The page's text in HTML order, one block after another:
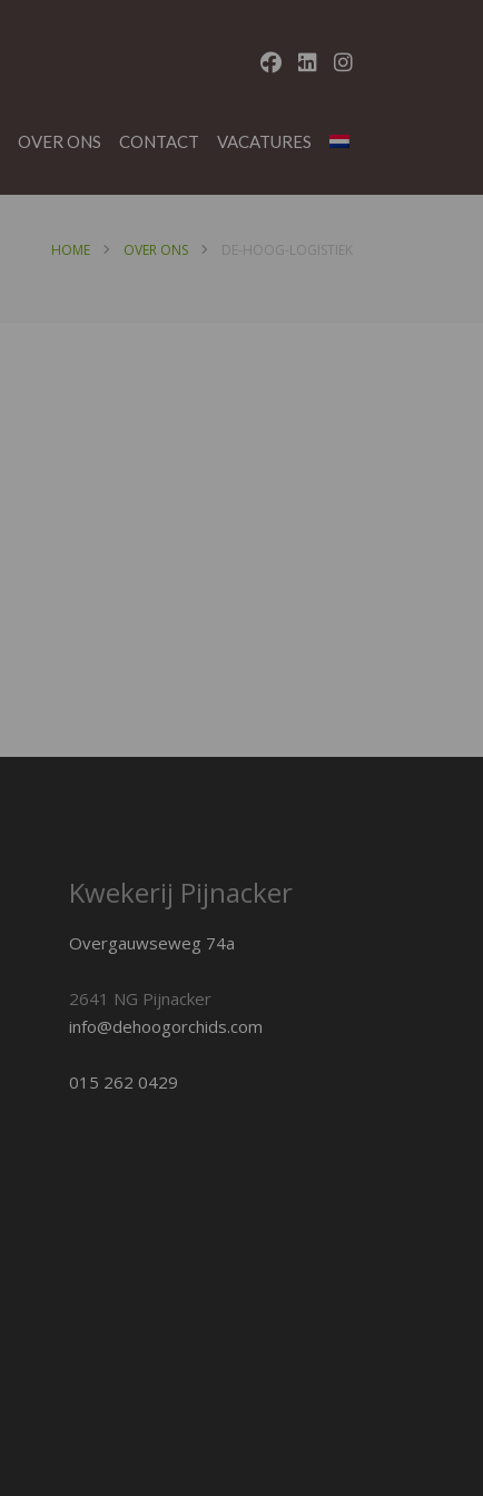
OVER ONS CONTACT VACATURES
HOME OVER ONS DE-HOOG-LOGISTIEK
Kwekerij Pijnacker
Overgauwseweg 74a
2641 NG Pijnacker
info@dehoogorchids.com
015 262 0429